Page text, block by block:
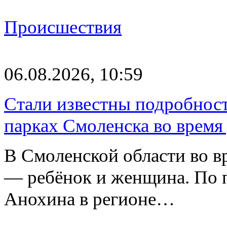
Происшествия
06.08.2026, 10:59
Стали известны
парках Смоленска во время
В Смоленской области во
— ребёнок и женщина. По
Анохина в регионе…